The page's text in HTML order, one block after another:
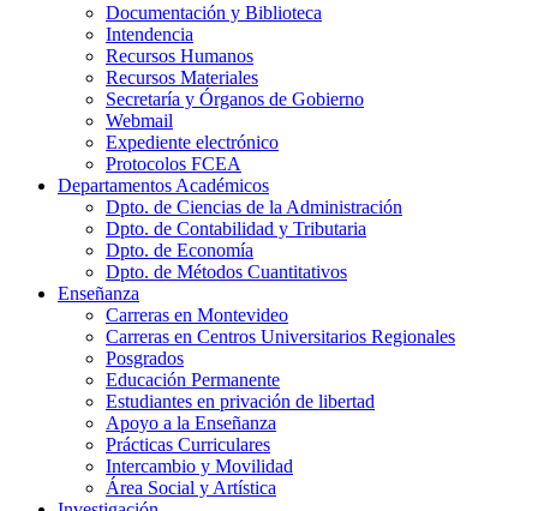
Documentación y Biblioteca
Intendencia
Recursos Humanos
Recursos Materiales
Secretaría y Órganos de Gobierno
Webmail
Expediente electrónico
Protocolos FCEA
Departamentos Académicos
Dpto. de Ciencias de la Administración
Dpto. de Contabilidad y Tributaria
Dpto. de Economía
Dpto. de Métodos Cuantitativos
Enseñanza
Carreras en Montevideo
Carreras en Centros Universitarios Regionales
Posgrados
Educación Permanente
Estudiantes en privación de libertad
Apoyo a la Enseñanza
Prácticas Curriculares
Intercambio y Movilidad
Área Social y Artística